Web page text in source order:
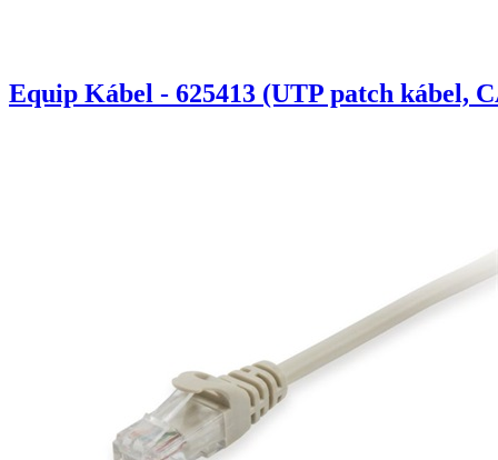
Equip Kábel - 625413 (UTP patch kábel,